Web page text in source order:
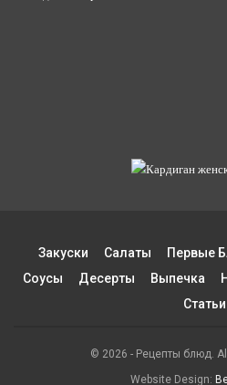
Закуски Салаты Первые
Соусы
Десерты Выпечка
Статьи
© 2026 - Рецепты блюд.
Website Design: